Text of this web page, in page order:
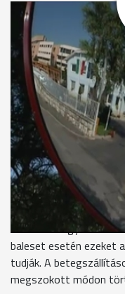
2009-ben
vevők száma. Vas
megtízszereződött a
összege is
válság miatt
lehetőséggel. A
napig járt az
megszűnik. Az
mielőbbi gyógyulás
a szakellátásban a
Kórházban a napokban
miként tudják
elsejétől a mentők
szállítás
baleset esetén ezeket
tudják. A
megszokott módon